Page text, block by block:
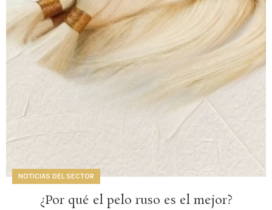
NOTICIAS DEL SECTOR
¿Por qué el pelo ruso es el mejor?